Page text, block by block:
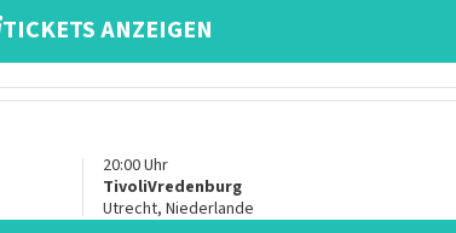
TICKETS ANZEIGEN
20:00Uhr
TivoliVredenburg
Utrecht, Niederlande